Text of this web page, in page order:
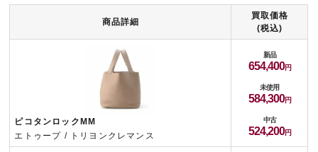
商品詳細
買取価格
(税込)
ピコタンロックMM
エトゥープ / トリヨンクレマンス
新品
654,400
未使用
584,300
中古
524,200